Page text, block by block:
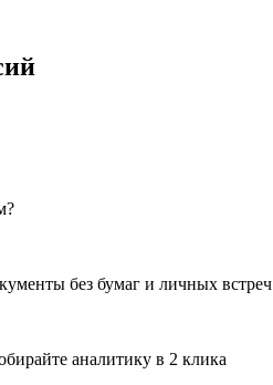
без бумаг и личных встреч
аналитику в 2 клика